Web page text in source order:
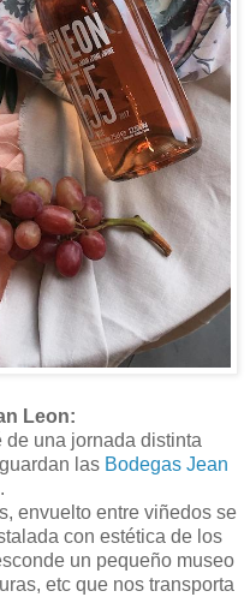
Leon:
de una jornada distinta
las Bodegas Jean
.
envuelto entre viñedos se
con estética de los
un pequeño museo
etc que nos transporta